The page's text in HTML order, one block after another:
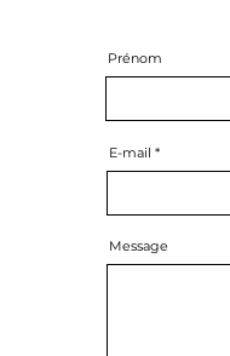
Prénom
E-mail
Message